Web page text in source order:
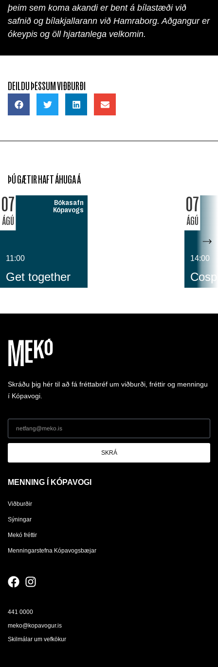
þeim sem koma akandi er bent á bílastæði við
safnið og bílakjallarann við Hamraborg. Aðgangur er
ókeypis og öll hjartanlega velkomin.
DEILDU ÞESSUM VIÐBURÐI
ÞÚ GÆTIR HAFT ÁHUGA Á
07
ÁGÚ
Bókasafn
Kópavogs
11:00
Get together
07
ÁGÚ
14:00
Skráðu þig hér til að fá fréttabréf um viðburði, fréttir og menningu
í Kópavogi.
SKRÁ
MENNING Í KÓPAVOGI
Viðburðir
Sýningar
Mekó fréttir
Menningarstefna Kópavogsbæjar
441 0000
meko@kopavogur.is
Skilmálar um vefkökur